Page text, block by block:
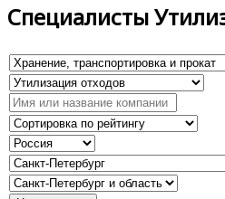
Специалисты